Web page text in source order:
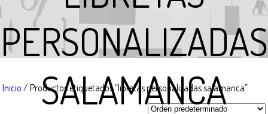
PERSONALIZADAS
SALAMANCA
Inicio / Productos etiquetados “libretas personalizadas salamanca”